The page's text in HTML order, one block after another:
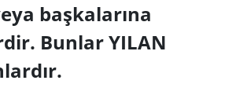
başkalarına
Bunlar YILAN